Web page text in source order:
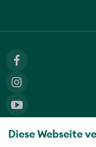
Diese Webseite